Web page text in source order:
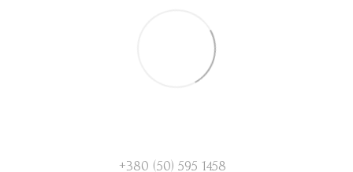
+380 (50) 595 1458